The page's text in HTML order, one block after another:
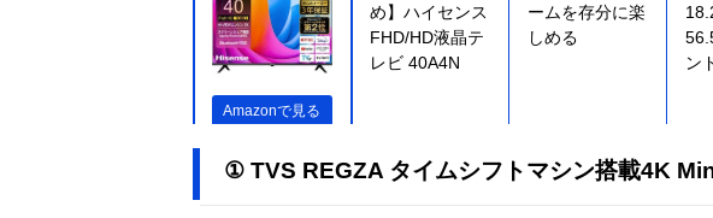
Amazonで見る
め】ハイセンス
FHD/HD液晶テ
レビ 40A4N
ームを存分に楽
しめる
ン
① TVS REGZA タイムシフトマシン搭載4K